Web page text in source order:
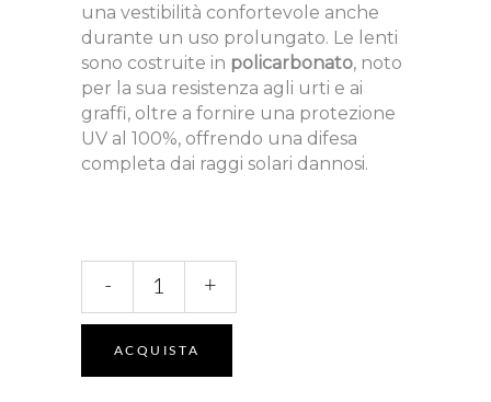
una vestibilità confortevole anche
durante un uso prolungato. Le lenti
sono costruite in policarbonato, noto
per la sua resistenza agli urti e ai
graffi, oltre a fornire una protezione
UV al 100%, offrendo una difesa
completa dai raggi solari dannosi.
quantità
- +
ACQUISTA